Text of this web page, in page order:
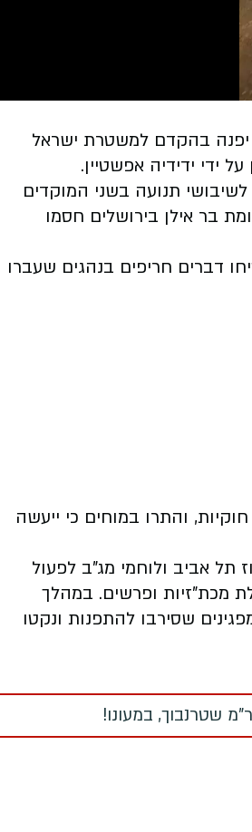
יפנה בהקדם למשטרת ישראל
ידי ידידיה אפשטיין.
תנועה בשני המוקדים
את כביש 4, במקביל, בצומת בר אילן בירושלים חסמו
דברים חריפים בנהגים שעברו
והתרו במוחים כי ייעשה
תל אביב ולוחמי מג"ב לפעול
מכת"זיות ופרשים. במהלך
שסירבו להתפנות ונקטו
שטרנבוך, במעונו!